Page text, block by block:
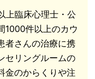
上臨床心理士・公
1000件以上のカウ
者さんの治療に携
セリングルームの
金のからくりや注